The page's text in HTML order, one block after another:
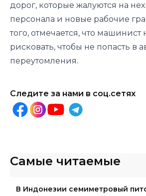
дорог, которые жалуются на
персонала и новые рабочие
того, отмечается, что машинист
рисковать, чтобы не попасть в
переутомления.
Следите за нами в соц.сетях
Самые читаемые
В Индонезии семиметровый